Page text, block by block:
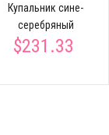
Купальник сине-
серебряный
$231.33